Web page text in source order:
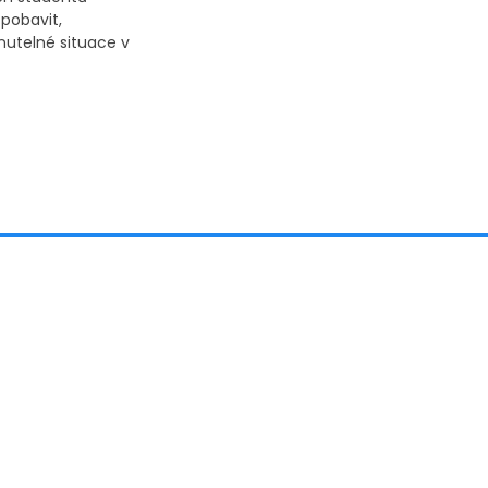
situace v